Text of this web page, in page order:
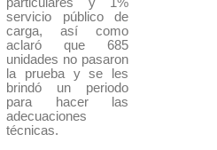
servicio público de
carga, así como
aclaró que 685
unidades no pasaron
la prueba y se les
brindó un periodo
para hacer las
adecuaciones
técnicas.